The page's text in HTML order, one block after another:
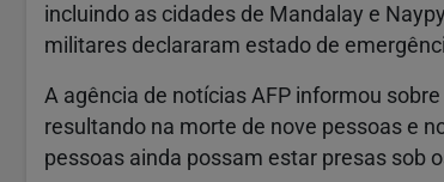
incluindo as cidades de Mandalay e
militares declararam estado de
A agência de notícias AFP informou
resultando na morte de nove pessoas e
pessoas ainda possam estar presas sob